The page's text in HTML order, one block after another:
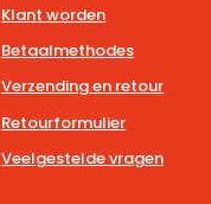
Klant worden
Betaalmethodes
Verzending en retour
Retourformulier
Veelgestelde vragen